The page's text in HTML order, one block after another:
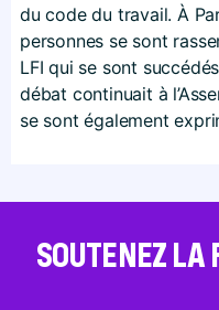
du code du travail. À
personnes se sont
LFI qui se sont
débat continuait à
se sont également
SOUTENEZ LA